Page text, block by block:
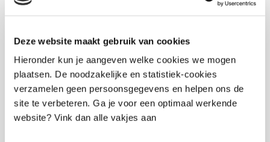
Deze website maakt gebruik van cookies
Hieronder kun je aangeven welke cookies we mogen
plaatsen. De noodzakelijke en statistiek-cookies
verzamelen geen persoonsgegevens en helpen ons de
site te verbeteren. Ga je voor een optimaal werkende
website? Vink dan alle vakjes aan